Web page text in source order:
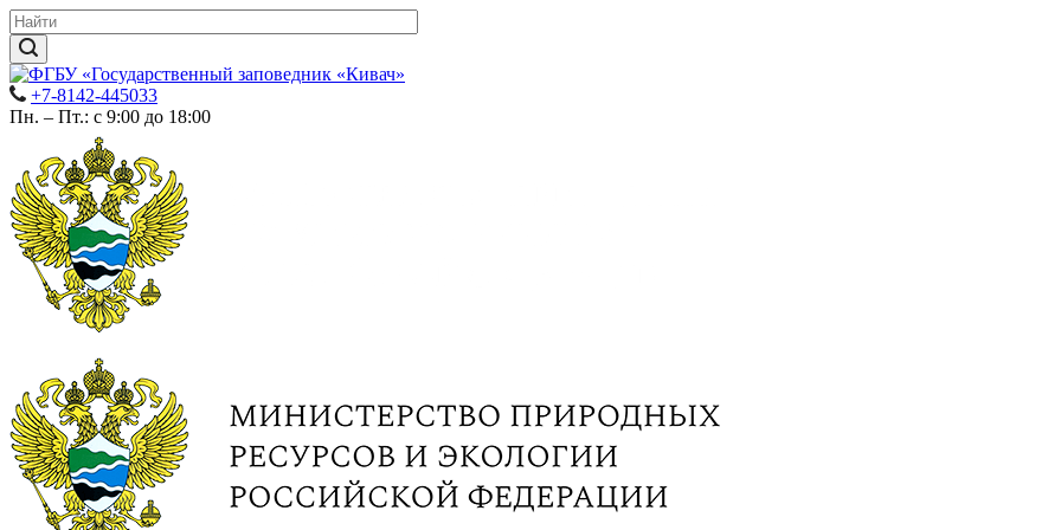
+7-8142-445033
Пн. – Пт.: с 9:00 до 18:00